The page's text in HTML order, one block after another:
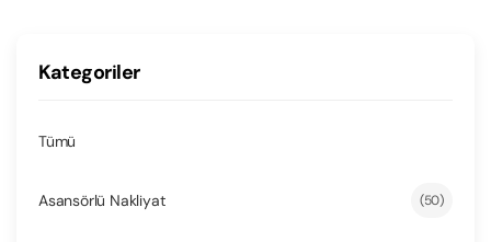
Kategoriler
Tümü
Asansörlü Nakliyat (50)